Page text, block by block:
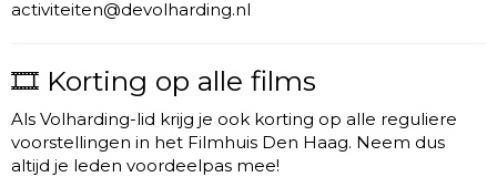
activiteiten@devolharding.nl
🎞️ Korting op alle films
Als Volharding-lid krijg je ook korting op alle reguliere
voorstellingen in het Filmhuis Den Haag. Neem dus
altijd je leden voordeelpas mee!